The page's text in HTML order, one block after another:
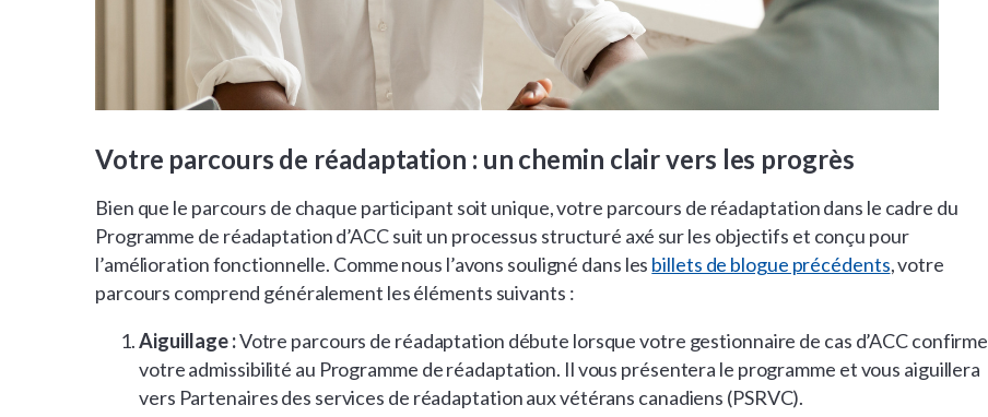
Votre parcours de réadaptation : un chemin clair vers les progrès
Bien que le parcours de chaque participant soit unique, votre parcours de réadaptation dans le cadre du
Programme de réadaptation d’ACC suit un processus structuré axé sur les objectifs et conçu pour
l’amélioration fonctionnelle. Comme nous l’avons souligné dans les billets de blogue précédents, votre
parcours comprend généralement les éléments suivants :
Aiguillage :Votre parcours de réadaptation débute lorsque votre gestionnaire de cas d’ACC confirme
votre admissibilité au Programme de réadaptation. Il vous présentera le programme et vous aiguillera
vers Partenaires des services de réadaptation aux vétérans canadiens (PSRVC).